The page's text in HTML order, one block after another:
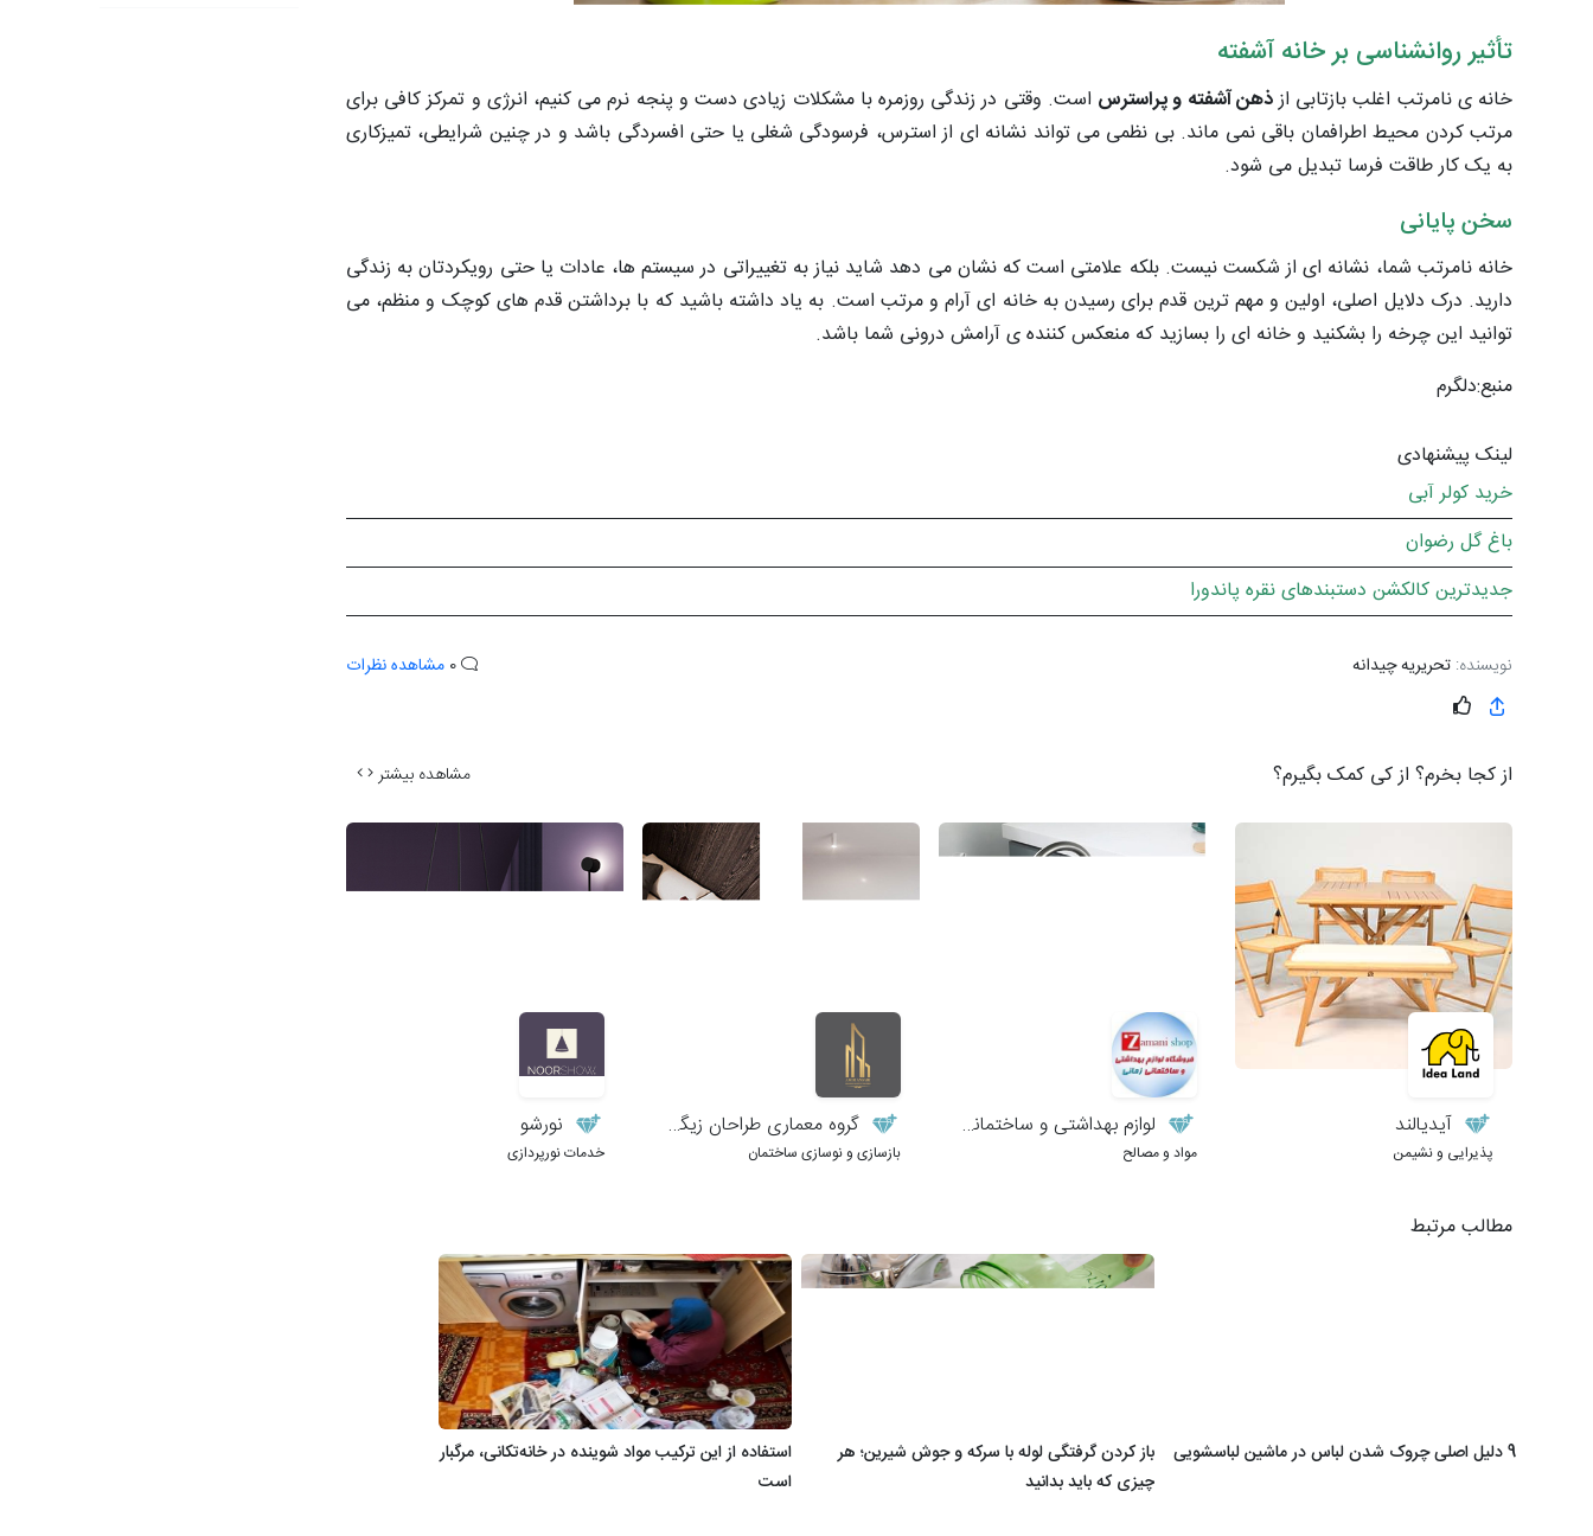
تأثیر روانشناسی بر خانه آشفته
خانه ی نامرتب اغلب بازتابی ازذهن آشفته و پراسترس است. وقتی در زندگی روزمره با مشکلات زیادی دست و پنجه نرم می کنیم، انرژی و تمرکز کافی برای
مرتب کردن محیط اطرافمان باقی نمی ماند. بی نظمی می تواند نشانه ای از استرس، فرسودگی شغلی یا حتی افسردگی باشد و در چنین شرایطی، تمیزکاری
به یک کار طاقت فرسا تبدیل می شود.
سخن پایانی
خانه نامرتب شما، نشانه ای از شکست نیست. بلکه علامتی است که نشان می دهد شاید نیاز به تغییراتی در سیستم ها، عادات یا حتی رویکردتان به زندگی
دارید. درک دلایل اصلی، اولین و مهم ترین قدم برای رسیدن به خانه ای آرام و مرتب است. به یاد داشته باشید که با برداشتن قدم های کوچک و منظم، می
توانید این چرخه را بشکنید و خانه ای را بسازید که منعکس کننده ی آرامش درونی شما باشد.
منبع:دلگرم
لینک پیشنهادی
خرید کولر آبی
باغ گل رضوان
جدیدترین کالکشن دستبندهای نقره پاندورا
نویسنده: تحریریه چیدانه مشاهده نظرات
از کجا بخرم؟ از کی کمک بگیرم؟ مشاهده بیشتر
آیدیالند
پذیرایی و نشیمن
لوازم بهداشتی و ساختمانی زمانی
مواد و مصالح
گروه معماری طراحان زیگورات
بازسازی و نوسازی ساختمان
نورشو
خدمات نورپردازی
مطالب مرتبط
9 دلیل اصلی چروک شدن لباس در ماشین لباسشویی
باز کردن گرفتگی لوله با سرکه و جوش شیرین؛ هر
چیزی که باید بدانید
استفاده از این ترکیب مواد شوینده در خانه‌تکانی، مرگبار
است